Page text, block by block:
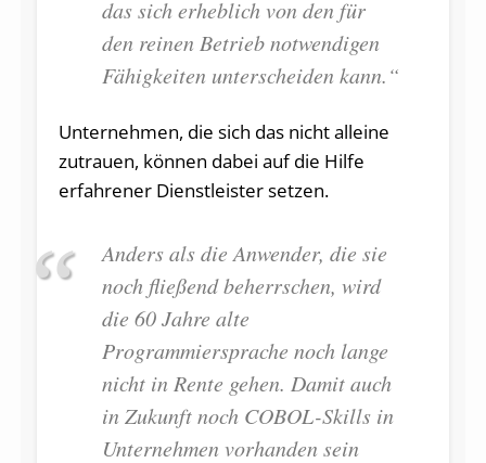
das sich erheblich von den für
den reinen Betrieb notwendigen
Fähigkeiten unterscheiden kann.“
Unternehmen, die sich das nicht alleine
zutrauen, können dabei auf die Hilfe
erfahrener Dienstleister setzen.
Anders als die Anwender, die sie
noch fließend beherrschen, wird
die 60 Jahre alte
Programmiersprache noch lange
nicht in Rente gehen. Damit auch
in Zukunft noch COBOL-Skills in
Unternehmen vorhanden sein